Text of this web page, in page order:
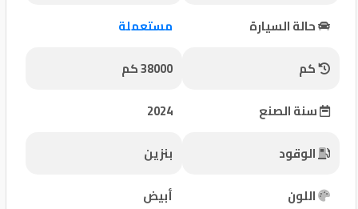
مطلوب
شركات
مميزة
إتصل
بنا
حالة السيارة
مستعملة
كم
38000 كم
سنة الصنع
2024
الوقود
بنزين
اللون
أبيض